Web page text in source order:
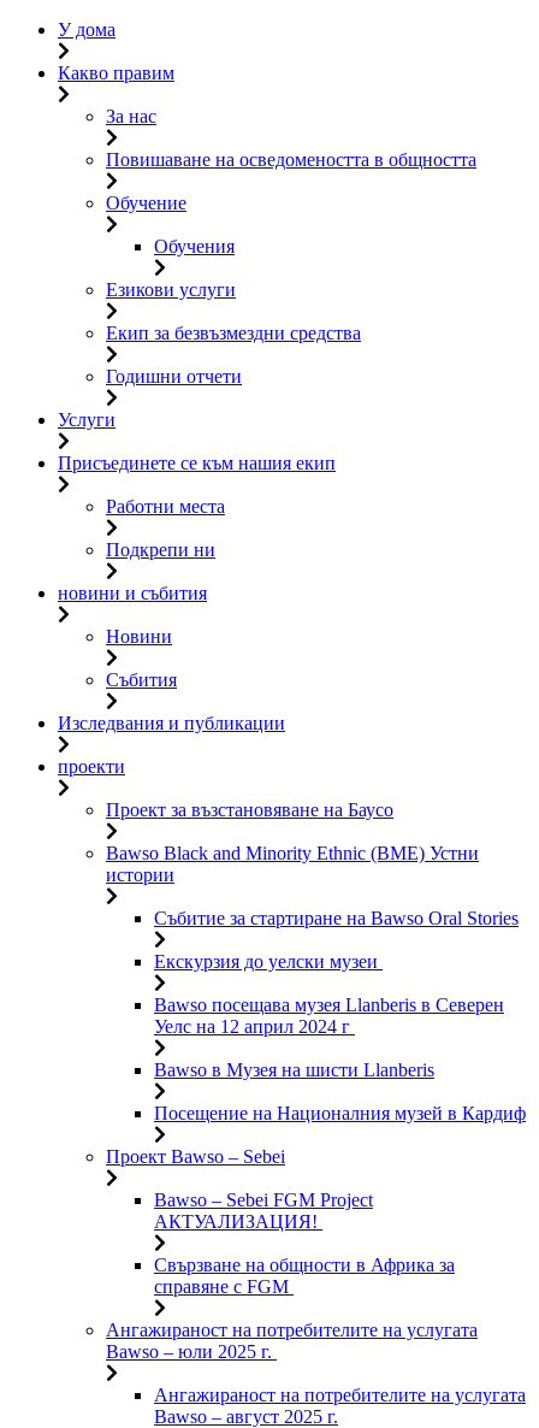
У дома
Какво правим
За нас
Повишаване на осведомеността в общността
Обучение
Обучения
Езикови услуги
Екип за безвъзмездни средства
Годишни отчети
Услуги
Присъединете се към нашия екип
Работни места
Подкрепи ни
новини и събития
Новини
Събития
Изследвания и публикации
проекти
Проект за възстановяване на Баусо
Bawso Black and Minority Ethnic (BME) Устни
истории
Събитие за стартиране на Bawso Oral Stories
Екскурзия до уелски музеи
Bawso посещава музея Llanberis в Северен
Уелс на 12 април 2024 г
Bawso в Музея на шисти Llanberis
Посещение на Националния музей в Кардиф
Проект Bawso – Sebei
Bawso – Sebei FGM Project
АКТУАЛИЗАЦИЯ!
Свързване на общности в Африка за
справяне с FGM
Ангажираност на потребителите на услугата
Bawso – юли 2025 г.
Ангажираност на потребителите на услугата
Bawso – август 2025 г.